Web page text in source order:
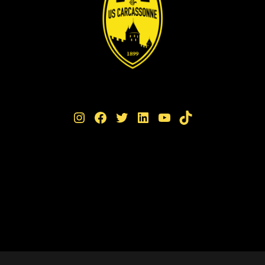
Instagram Facebook Twitter LinkedIn YouTube TikTok